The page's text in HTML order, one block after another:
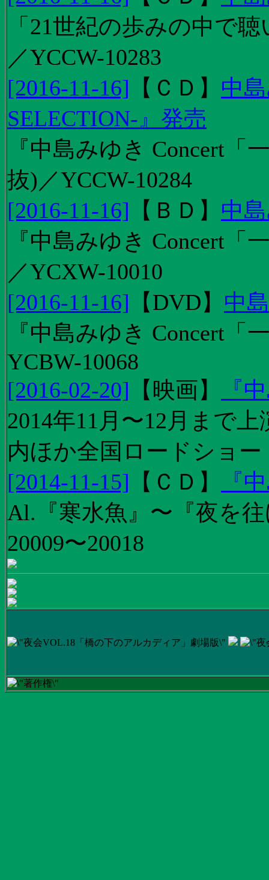
「21世紀の歩みの中で
／YCCW-10283
[2016-11-16] 【 ＣＤ 】 中
SELECTION-』発売
『中島みゆき Concert
抜)／YCCW-10284
[2016-11-16] 【 ＢＤ 】 中
『中島みゆき Concert
／YCXW-10010
[2016-11-16] 【DVD】 中
『中島みゆき Concert
YCBW-10068
[2016-02-20] 【 映画】
『
2014年11月〜12月まで
内ほか全国ロードショー
[2014-11-15] 【 ＣＤ 】
『
Al.『寒水魚』〜『夜を
20009〜20018